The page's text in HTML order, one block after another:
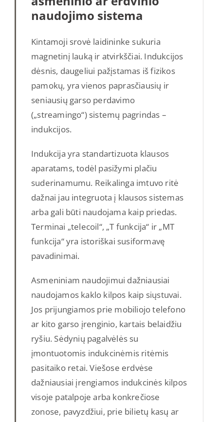
naudojimo sistema
Kintamoji srovė laidininke sukuria
magnetinį lauką ir atvirkščiai. Indukcijos
dėsnis, daugeliui pažįstamas iš fizikos
pamokų, yra vienos paprasčiausių ir
seniausių garso perdavimo
(„streamingo“) sistemų pagrindas –
indukcijos.
Indukcija yra standartizuota klausos
aparatams, todėl pasižymi plačiu
suderinamumu. Reikalinga imtuvo ritė
dažnai jau integruota į klausos sistemas
arba gali būti naudojama kaip priedas.
Terminai „telecoil“, „T funkcija“ ir „MT
funkcija“ yra istoriškai susiformavę
pavadinimai.
Asmeniniam naudojimui dažniausiai
naudojamos kaklo kilpos kaip siųstuvai.
Jos prijungiamos prie mobiliojo telefono
ar kito garso įrenginio, kartais belaidžiu
ryšiu. Sėdynių pagalvėlės su
įmontuotomis indukcinėmis ritėmis
pasitaiko retai. Viešose erdvėse
dažniausiai įrengiamos indukcinės kilpos
visoje patalpoje arba konkrečiose
zonose, pavyzdžiui, prie bilietų kasų ar